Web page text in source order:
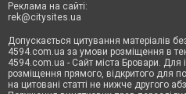
Реклама на сайті:
rek@citysites.ua
Допускається цитування матеріалів
4594.com.ua за умови розміщення в
4594.com.ua - Сайт міста Бровари. Для
розміщення прямого, відкритого для
на цитовані статті не нижче другого